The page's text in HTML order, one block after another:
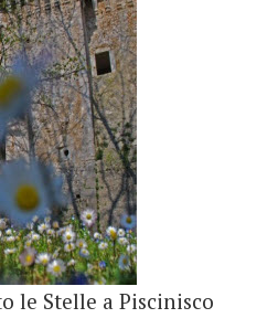
le Stelle a Piscinisco